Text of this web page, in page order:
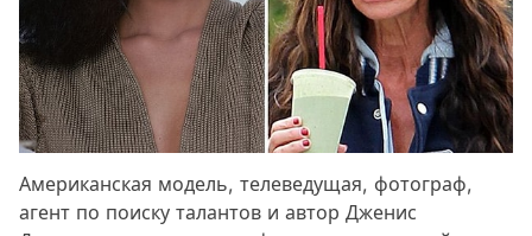
Американская модель, телеведущая, фотограф,
агент по поиску талантов и автор Дженис